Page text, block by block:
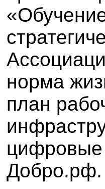
норма
план
цифровые
Добро.рф.